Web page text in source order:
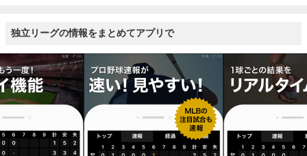
独立リーグの情報をまとめてアプリで